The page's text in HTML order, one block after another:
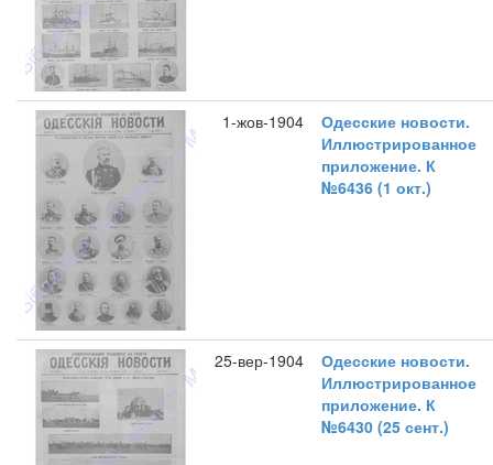
1-жов-1904
Одесские новости.
Иллюстрированное
приложение. К
№6436 (1 окт.)
25-вер-1904
Одесские новости.
Иллюстрированное
приложение. К
№6430 (25 сент.)